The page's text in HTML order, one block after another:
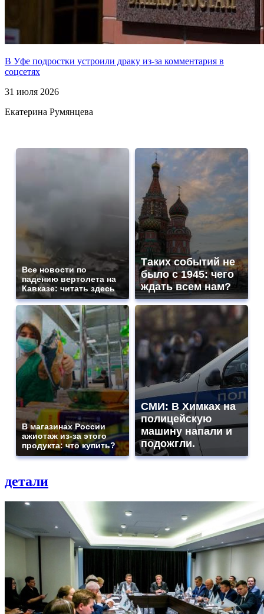
В Уфе подростки устроили драку из-за комментария в
соцсетях
31 июля 2026
Екатерина Румянцева
Все новости по
падению вертолета на
Кавказе: читать здесь
Таких событий не
было с 1945: чего
ждать всем нам?
В магазинах России
ажиотаж из-за этого
продукта: что купить?
СМИ: В Химках на
полицейскую
машину напали и
подожгли.
детали